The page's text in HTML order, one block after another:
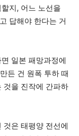
지, 어느 노선을
답해야 한다는 거
일본 패망과정에
든 건 원폭 투하 때
것을 진작에 간파하
것은 태평양 전선에